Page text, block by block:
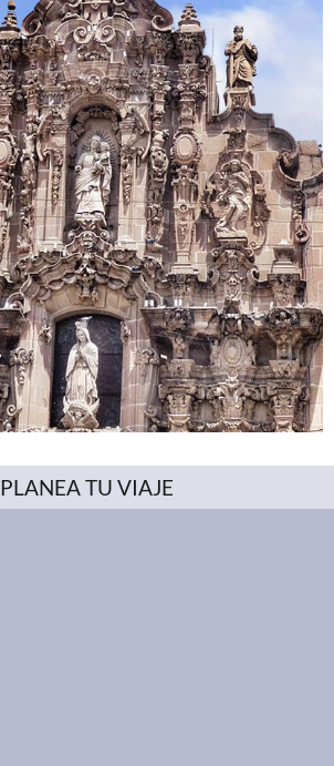
PLANEA TU VIAJE